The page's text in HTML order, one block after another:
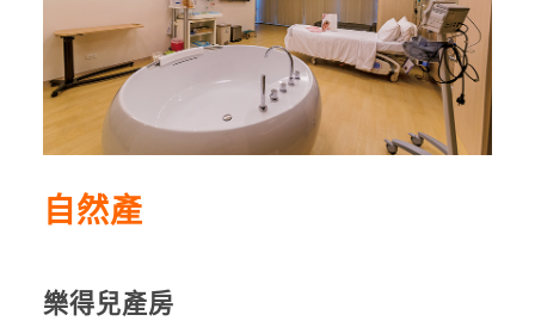
自然產
樂得兒產房